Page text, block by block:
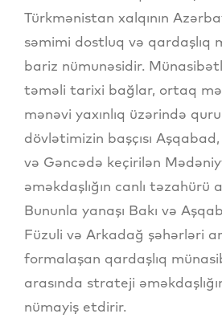
Türkmənistan xalqının
səmimi dostluq və qardaşlıq
bariz nümunəsidir.
təməli tarixi bağlar, ortaq
mənəvi yaxınlıq üzərində
dövlətimizin başçısı
və Gəncədə keçirilən
əməkdaşlığın canlı təzahürü
Bununla yanaşı Bakı və
Füzuli və Arkadağ şəhərləri
formalaşan qardaşlıq
arasında strateji
nümayiş etdirir.